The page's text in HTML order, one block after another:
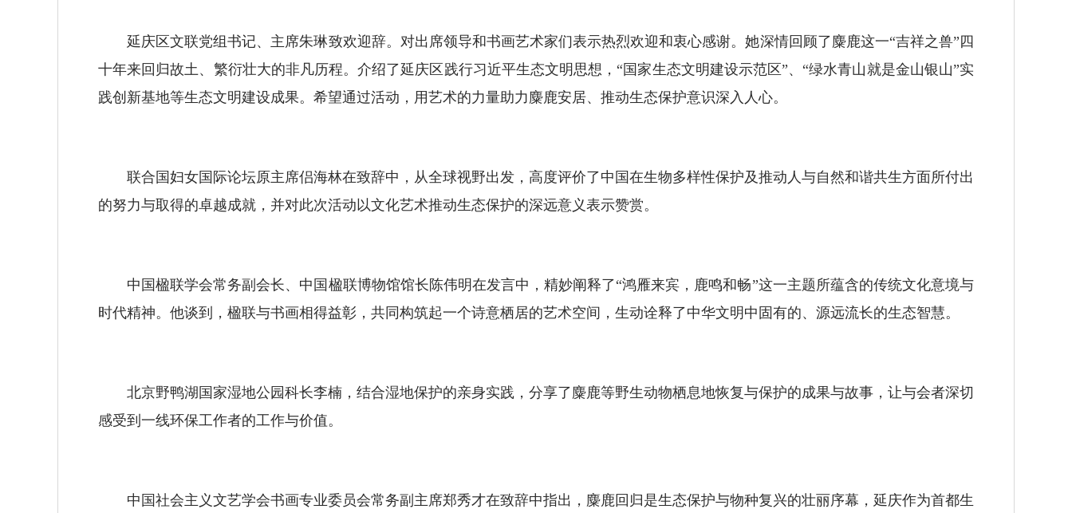
延庆区文联党组书记、主席朱琳致欢迎辞。对出席领导和书画艺术家们表示热烈欢迎和衷心感谢。她深情回顾了麋鹿这一“吉祥之兽”四
十年来回归故土、繁衍壮大的非凡历程。介绍了延庆区践行习近平生态文明思想，“国家生态文明建设示范区”、“绿水青山就是金山银山”实
践创新基地等生态文明建设成果。希望通过活动，用艺术的力量助力麋鹿安居、推动生态保护意识深入人心。
联合国妇女国际论坛原主席侣海林在致辞中，从全球视野出发，高度评价了中国在生物多样性保护及推动人与自然和谐共生方面所付出
的努力与取得的卓越成就，并对此次活动以文化艺术推动生态保护的深远意义表示赞赏。
中国楹联学会常务副会长、中国楹联博物馆馆长陈伟明在发言中，精妙阐释了“鸿雁来宾，鹿鸣和畅”这一主题所蕴含的传统文化意境与
时代精神。他谈到，楹联与书画相得益彰，共同构筑起一个诗意栖居的艺术空间，生动诠释了中华文明中固有的、源远流长的生态智慧。
北京野鸭湖国家湿地公园科长李楠，结合湿地保护的亲身实践，分享了麋鹿等野生动物栖息地恢复与保护的成果与故事，让与会者深切
感受到一线环保工作者的工作与价值。
中国社会主义文艺学会书画专业委员会常务副主席郑秀才在致辞中指出，麋鹿回归是生态保护与物种复兴的壮丽序幕，延庆作为首都生